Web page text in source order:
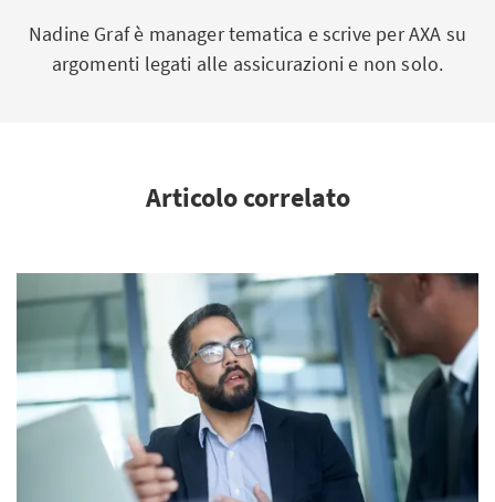
Nadine Graf è manager tematica e scrive per AXA su
argomenti legati alle assicurazioni e non solo.
Articolo correlato